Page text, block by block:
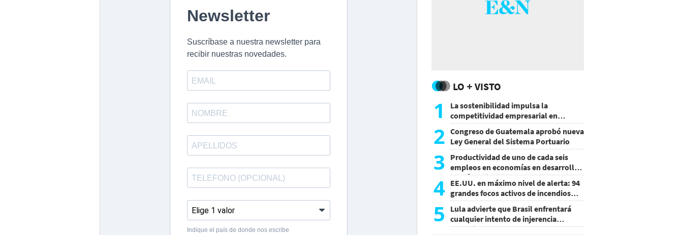
LO + VISTO
1
La sostenibilidad impulsa la
competitividad empresarial en
Guatemala
2 Congreso de Guatemala aprobó nueva
Ley General del Sistema Portuario
3 Productividad de uno de cada seis
empleos en economías en desarrollo
podría mejorar por la IA
4 EE.UU. en máximo nivel de alerta: 94
grandes focos activos de incendios
forestales
5
Lula advierte que Brasil enfrentará
cualquier intento de injerencia
extranjera